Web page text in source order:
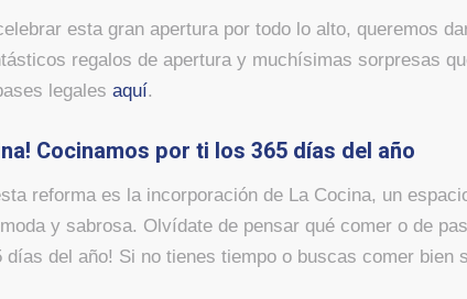
esta gran apertura por todo lo alto, queremos
regalos de apertura y muchísimas sorpresas
legales aquí.
Cocinamos por ti los 365 días del año
reforma es la incorporación de La Cocina, un
y sabrosa. Olvídate de pensar qué comer o de
días del año! Si no tienes tiempo o buscas comer bien